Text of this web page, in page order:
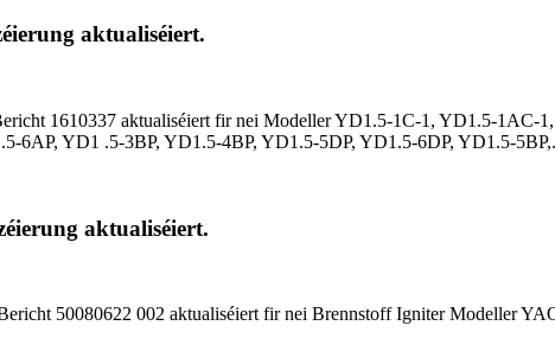
aktualiséiert.
1610337 aktualiséiert fir nei Modeller YD1.5-1C-1, YD1.5-
6AP, YD1 .5-3BP, YD1.5-4BP, YD1.5-5DP, YD1.5-6DP, YD1.5-
aktualiséiert.
50080622 002 aktualiséiert fir nei Brennstoff Igniter Modeller